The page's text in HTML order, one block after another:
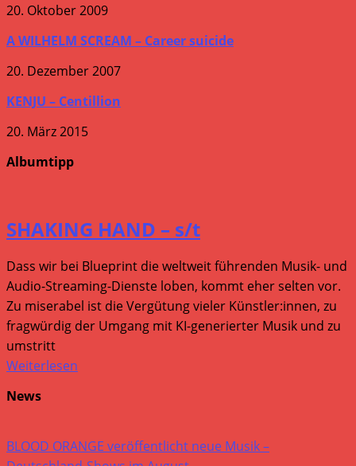
20. Oktober 2009
A WILHELM SCREAM – Career suicide
20. Dezember 2007
KENJU – Centillion
20. März 2015
Albumtipp
SHAKING HAND – s/t
Dass wir bei Blueprint die weltweit führenden Musik- und
Audio-Streaming-Dienste loben, kommt eher selten vor.
Zu miserabel ist die Vergütung vieler Künstler:innen, zu
fragwürdig der Umgang mit KI-generierter Musik und zu
umstritt
Weiterlesen
News
BLOOD ORANGE veröffentlicht neue Musik –